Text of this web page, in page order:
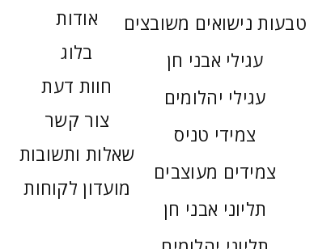
טבעות נישואים משובצים
עגילי אבני חן
עגילי יהלומים
צמידי טניס
צמידים מעוצבים
תליוני אבני חן
אודות
בלוג
חוות דעת
צור קשר
שאלות ותשובות
מועדון לקוחות